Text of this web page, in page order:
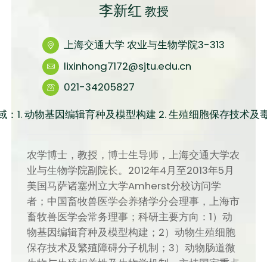
李新红 教授
上海交通大学 农业与生物学院3-313
lixinhong7172@sjtu.edu.cn
021-34205827
：1. 动物基因编辑育种及模型构建 2. 生殖细胞保存技术及
农学博士，教授，博士生导师，上海交通大学农
业与生物学院副院长。2012年4月至2013年5月
美国马萨诸塞州立大学Amherst分校访问学
者；中国畜牧兽医学会养猪学分会理事，上海市
畜牧兽医学会常务理事；科研主要方向：1）动
物基因编辑育种及模型构建；2）动物生殖细胞
保存技术及繁殖障碍分子机制；3）动物肠道微